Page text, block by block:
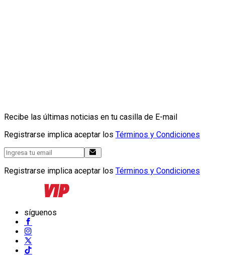
Recibe las últimas noticias en tu casilla de E-mail
Registrarse implica aceptar los Términos y Condiciones
Registrarse implica aceptar los Términos y Condiciones
síguenos